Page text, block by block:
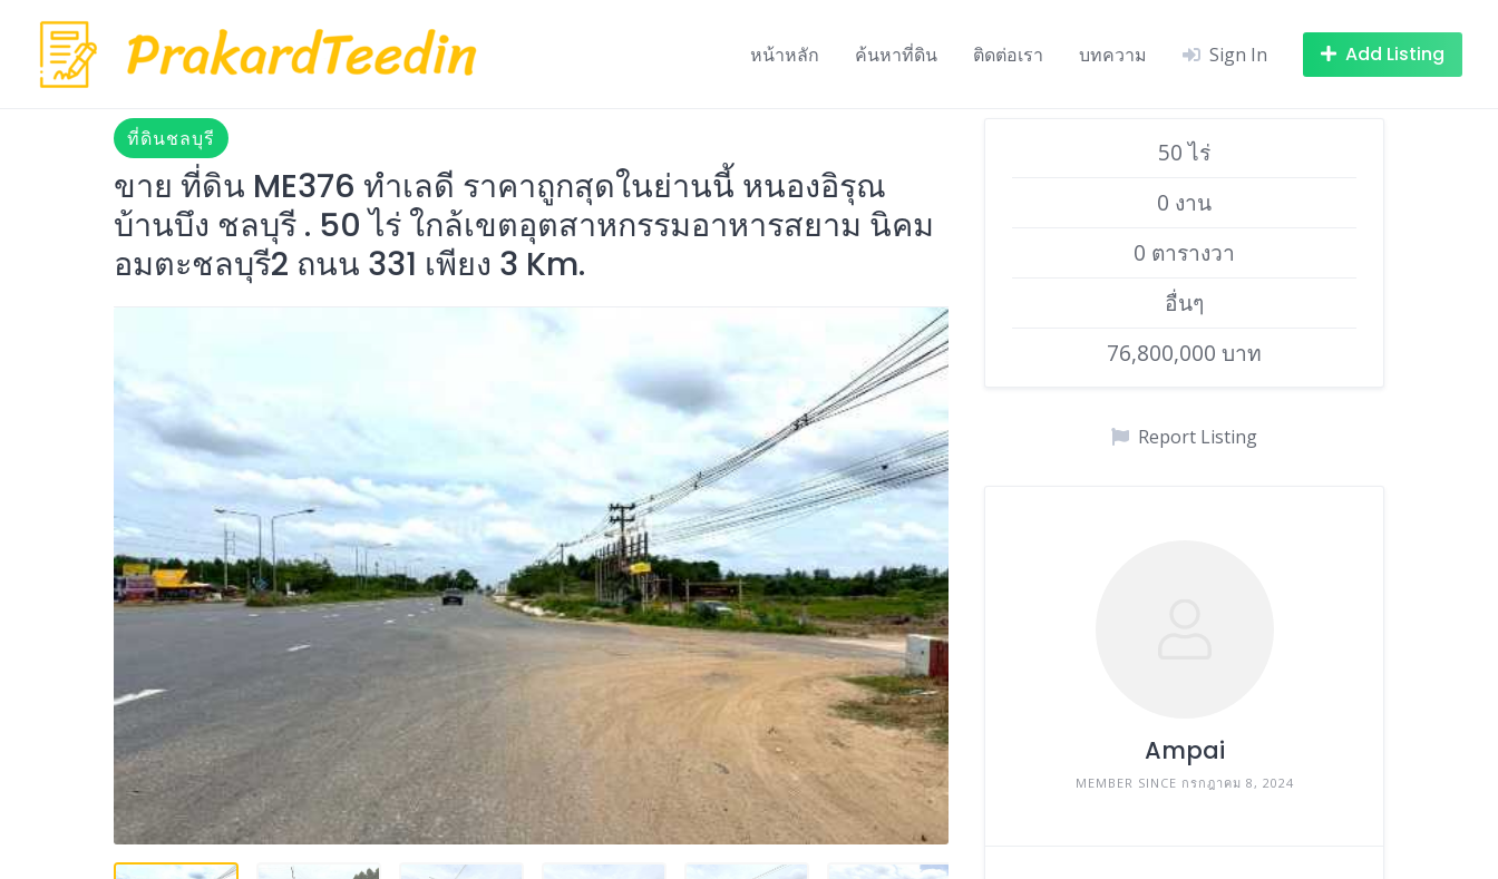
content
หน้าหลัก ค้นหาที่ดิน ติดต่อเรา บทความ Sign In Add Listing
ที่ดินชลบุรี
ขาย ที่ดิน ME376 ทำเลดี ราคาถูกสุดในย่านนี้ หนองอิรุณ
บ้านบึง ชลบุรี . 50 ไร่ ใกล้เขตอุตสาหกรรมอาหารสยาม นิคม
อมตะชลบุรี2 ถนน 331 เพียง 3 Km.
50 ไร่
0 งาน
0 ตารางวา
อื่นๆ
76,800,000 บาท
Report Listing
Ampai
MEMBER SINCE กรกฎาคม 8, 2024